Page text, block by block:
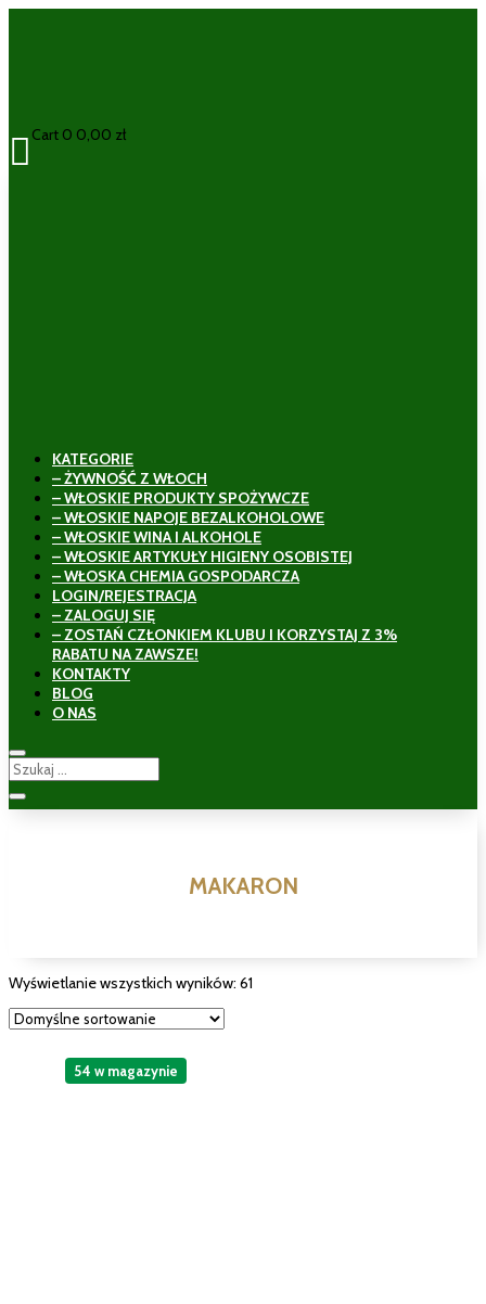
 Cart 0 0,00 zł
KATEGORIE
– ŻYWNOŚĆ Z WŁOCH
– WŁOSKIE PRODUKTY SPOŻYWCZE
– WŁOSKIE NAPOJE BEZALKOHOLOWE
– WŁOSKIE WINA I ALKOHOLE
– WŁOSKIE ARTYKUŁY HIGIENY OSOBISTEJ
– WŁOSKA CHEMIA GOSPODARCZA
LOGIN/REJESTRACJA
– ZALOGUJ SIĘ
– ZOSTAŃ CZŁONKIEM KLUBU I KORZYSTAJ Z 3%
RABATU NA ZAWSZE!
KONTAKTY
BLOG
O NAS
MAKARON
Wyświetlanie wszystkich wyników: 61
54 w magazynie